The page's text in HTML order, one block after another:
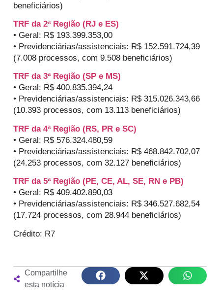
beneficiários)
TRF da 2ª Região (RJ e ES)
• Geral: R$ 193.399.353,00
• Previdenciárias/assistenciais: R$ 152.591.724,39
(7.008 processos, com 9.508 beneficiários)
TRF da 3ª Região (SP e MS)
• Geral: R$ 400.835.394,24
• Previdenciárias/assistenciais: R$ 315.026.343,66
(10.393 processos, com 13.113 beneficiários)
TRF da 4ª Região (RS, PR e SC)
• Geral: R$ 576.324.480,59
• Previdenciárias/assistenciais: R$ 468.842.702,07
(24.253 processos, com 32.127 beneficiários)
TRF da 5ª Região (PE, CE, AL, SE, RN e PB)
• Geral: R$ 409.402.890,03
• Previdenciárias/assistenciais: R$ 346.527.682,54
(17.724 processos, com 28.944 beneficiários)
Crédito: R7
Compartilhe
esta notícia